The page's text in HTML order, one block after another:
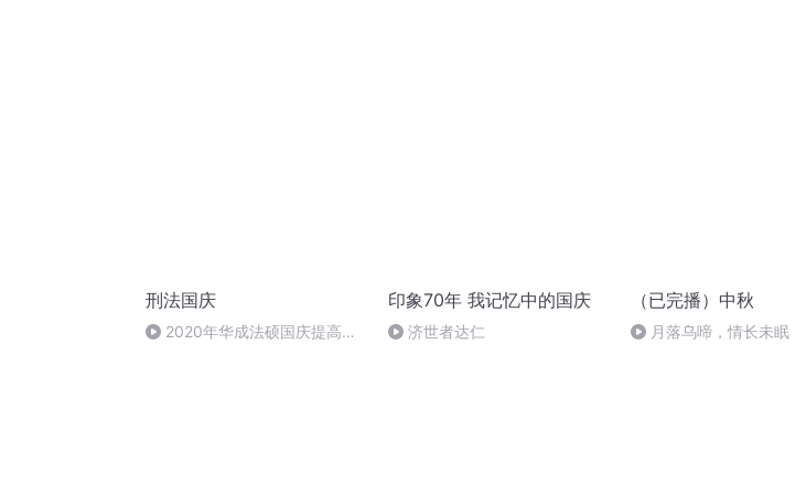
刑法国庆
2020年华成法硕国庆提高班
印象70年 我记忆中的国庆
济世者达仁
（已完播）中秋
月落乌啼，情长未眠